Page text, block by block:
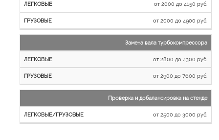
от 2000 до 4150 руб.
от 2000 до 4900 руб.
Замена вала турбокомпрессора
от 2800 до 4300 руб.
от 2900 до 7600 руб.
Проверка и добалансировка на стенде
от 2500 до 3000 руб.